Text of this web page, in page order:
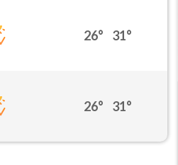
26° 31°
26° 31°